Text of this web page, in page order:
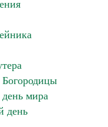
Богородицы
мира
день